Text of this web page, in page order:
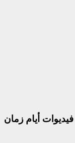
فيديوات أيام زمان